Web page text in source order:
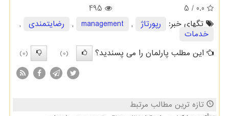
0.0
/ 5
495
تگهای خبر:
رپورتاژ ,
management
, رضایتمندی
,
خدمات
این مطلب پارلمان را می پسندید؟
(0)
(0)
تازه ترین مطالب مرتبط